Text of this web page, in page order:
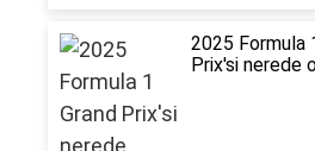
2025 Formula
Prix'si nerede